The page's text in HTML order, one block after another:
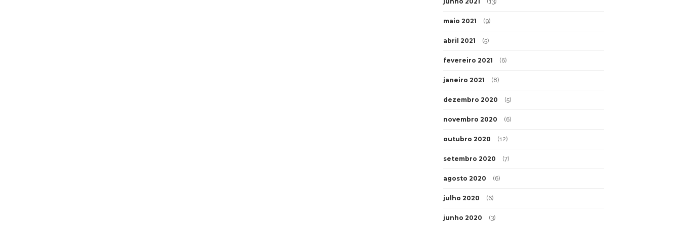
maio 2021 (9)
abril 2021 (5)
fevereiro 2021 (6)
janeiro 2021 (8)
dezembro 2020 (5)
novembro 2020 (6)
outubro 2020 (12)
setembro 2020 (7)
agosto 2020 (6)
julho 2020 (6)
junho 2020 (3)